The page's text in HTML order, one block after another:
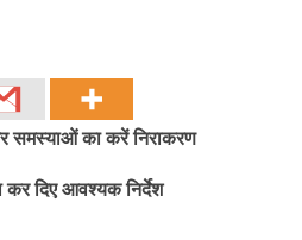
समस्याओं का करें निराकरण
कर दिए आवश्यक निर्देश